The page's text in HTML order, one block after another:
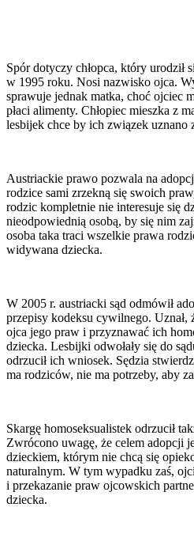
Spór dotyczy chłopca, który urodził
w 1995 roku. Nosi nazwisko ojca.
sprawuje jednak matka, choć ojciec
płaci alimenty. Chłopiec mieszka z
lesbijek chce by ich związek uznano
Austriackie prawo pozwala na
rodzice sami zrzekną się swoich
rodzic kompletnie nie interesuje się
nieodpowiednią osobą, by się nim
osoba taka traci wszelkie prawa
widywana dziecka.
W 2005 r. austriacki sąd odmówił
przepisy kodeksu cywilnego. Uznał,
ojca jego praw i przyznawać ich
dziecka. Lesbijki odwołały się do
odrzucił ich wniosek. Sędzia
ma rodziców, nie ma potrzeby, aby
Skargę homoseksualistek odrzucił
Zwrócono uwagę, że celem adopcji
dzieckiem, którym nie chcą się
naturalnym. W tym wypadku zaś,
i przekazanie praw ojcowskich
dziecka.